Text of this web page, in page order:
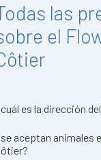
las
el
es la dirección
aceptan animales